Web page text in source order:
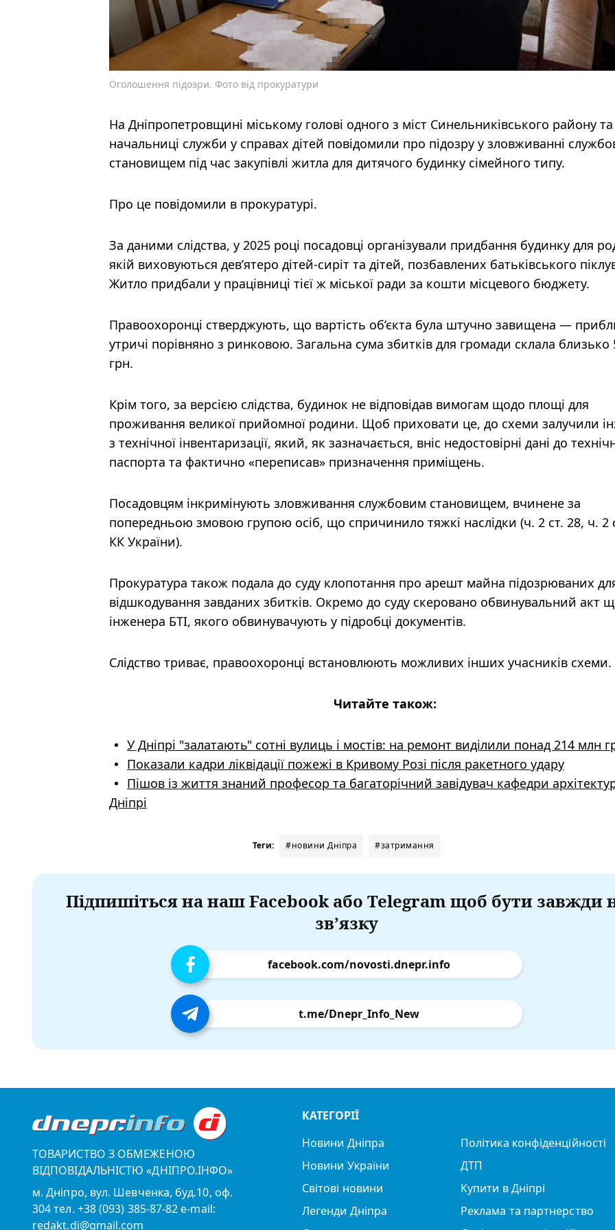
Оголошення підозри. Фото від прокуратури
На Дніпропетровщині міському голові одного з міст Синельниківського району та
начальниці служби у справах дітей повідомили про підозру у зловживанні
становищем під час закупівлі житла для дитячого будинку сімейного типу.
Про це повідомили в прокуратурі.
За даними слідства, у 2025 році посадовці організували придбання будинку для
якій виховуються дев’ятеро дітей-сиріт та дітей, позбавлених батьківського
Житло придбали у працівниці тієї ж міської ради за кошти місцевого бюджету.
Правоохоронці стверджують, що вартість об’єкта була штучно завищена —
утричі порівняно з ринковою. Загальна сума збитків для громади склала близько
грн.
Крім того, за версією слідства, будинок не відповідав вимогам щодо площі для
проживання великої прийомної родини. Щоб приховати це, до схеми залучили
з технічної інвентаризації, який, як зазначається, вніс недостовірні дані до
паспорта та фактично «переписав» призначення приміщень.
Посадовцям інкримінують зловживання службовим становищем, вчинене за
попередньою змовою групою осіб, що спричинило тяжкі наслідки (ч. 2 ст. 28, ч. 2
КК України).
Прокуратура також подала до суду клопотання про арешт майна підозрюваних
відшкодування завданих збитків. Окремо до суду скеровано обвинувальний акт
інженера БТІ, якого обвинувачують у підробці документів.
Слідство триває, правоохоронці встановлюють можливих інших учасників схеми.
Читайте також:
У Дніпрі "залатають" сотні вулиць і мостів: на ремонт виділили понад 214 млн
Показали кадри ліквідації пожежі в Кривому Розі після ракетного удару
Пішов із життя знаний професор та багаторічний завідувач кафедри
Дніпрі
Теги: #новини Дніпра #затримання
Підпишіться на наш Facebook або Telegram щоб бути завжди
зв’язку
facebook.com/novosti.dnepr.info
t.me/Dnepr_Info_New
ТОВАРИСТВО З ОБМЕЖЕНОЮ
ВІДПОВІДАЛЬНІСТЮ «ДНІПРО.ІНФО»
м. Дніпро, вул. Шевченка, буд.10, оф.
304 тел. +38 (093) 385-87-82 e-mail:
redakt.di@gmail.com
КАТЕГОРІЇ
Новини Дніпра
Новини України
Світові новини
Легенди Дніпра
Політика конфіденційності
ДТП
Купити в Дніпрі
Реклама та партнерство